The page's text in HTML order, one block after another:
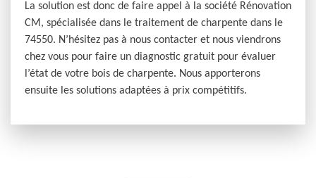
La solution est donc de faire appel à la société Rénovation
CM, spécialisée dans le traitement de charpente dans le
74550. N’hésitez pas à nous contacter et nous viendrons
chez vous pour faire un diagnostic gratuit pour évaluer
l’état de votre bois de charpente. Nous apporterons
ensuite les solutions adaptées à prix compétitifs.